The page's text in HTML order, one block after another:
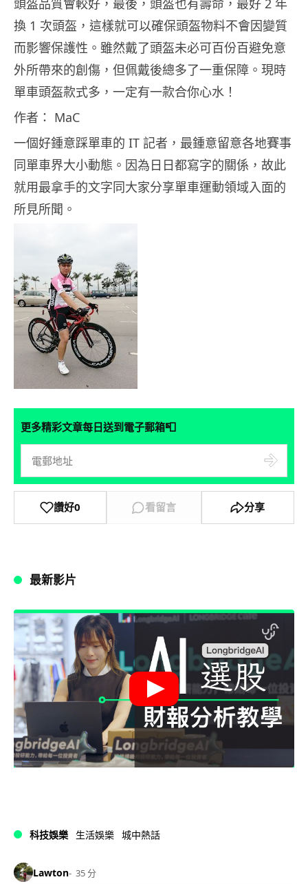
頭盔品質會較好，最後，頭盔也有壽命，最好 2 年
換 1 次頭盔，這樣就可以確保頭盔物料不會因變質
而影響保護性。 雖然戴了頭盔未必可百份百避免意
外所帶來的創傷，但佩戴後總多了一重保障。現時
單車頭盔款式多，一定有一款合你心水！
作者： MaC
一個好鍾意踩單車的 IT 記者，最鍾意留意各地賽事
同單車界大小動態。因為日日都寫字的關係，故此
就用最拿手的文字同大家分享單車運動領域入面的
所見所聞。
更多精彩文章每日送到電子郵箱📮
讚好0 看留言 分享
最新影片
科技娛樂 生活娛樂 城中熱話
Lawton 35 分